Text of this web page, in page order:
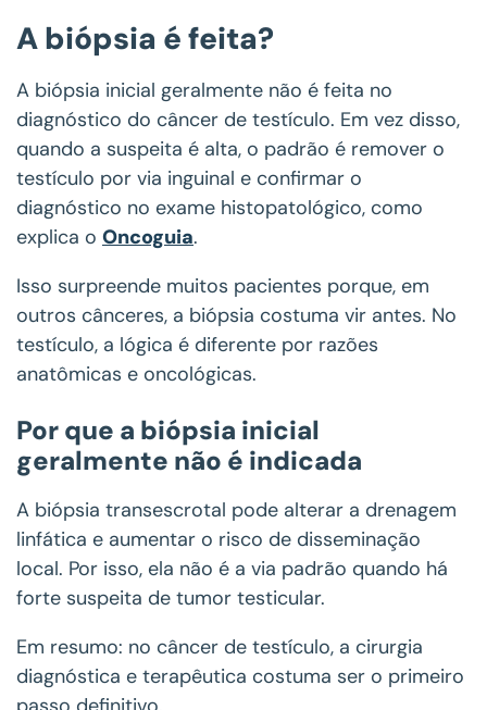
A biópsia é feita?
A biópsia inicial geralmente não é feita no
diagnóstico do câncer de testículo. Em vez disso,
quando a suspeita é alta, o padrão é remover o
testículo por via inguinal e confirmar o
diagnóstico no exame histopatológico, como
explica o Oncoguia.
Isso surpreende muitos pacientes porque, em
outros cânceres, a biópsia costuma vir antes. No
testículo, a lógica é diferente por razões
anatômicas e oncológicas.
Por que a biópsia inicial
geralmente não é indicada
A biópsia transescrotal pode alterar a drenagem
linfática e aumentar o risco de disseminação
local. Por isso, ela não é a via padrão quando há
forte suspeita de tumor testicular.
Em resumo: no câncer de testículo, a cirurgia
diagnóstica e terapêutica costuma ser o primeiro